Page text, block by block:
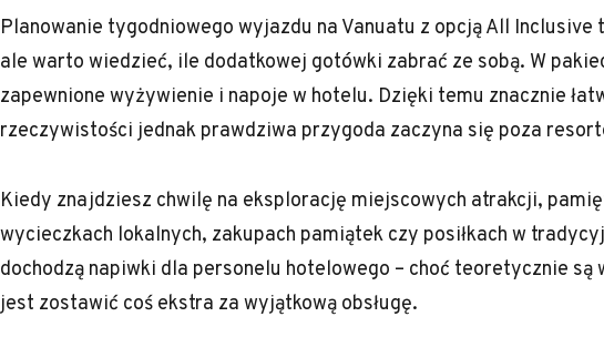
Planowanie tygodniowego wyjazdu na Vanuatu z opcją All
ale warto wiedzieć, ile dodatkowej gotówki zabrać ze sobą. W
zapewnione wyżywienie i napoje w hotelu. Dzięki temu znacznie
rzeczywistości jednak prawdziwa przygoda zaczyna się poza
Kiedy znajdziesz chwilę na eksplorację miejscowych atrakcji,
wycieczkach lokalnych, zakupach pamiątek czy posiłkach w
dochodzą napiwki dla personelu hotelowego – choć teoretycznie są
jest zostawić coś ekstra za wyjątkową obsługę.